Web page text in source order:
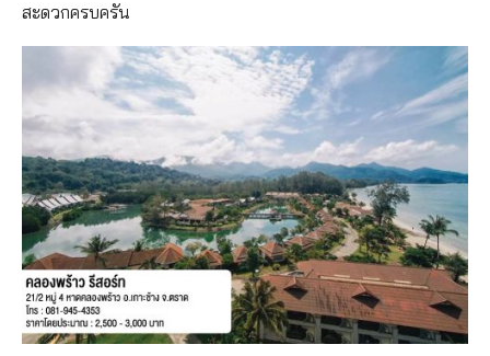
สะดวกครบครัน